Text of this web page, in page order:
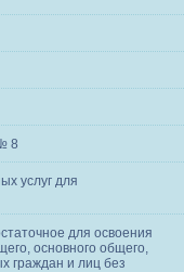
8
услуг для
для освоения
основного общего,
граждан и лиц без